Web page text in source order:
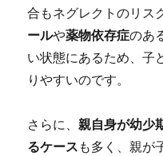
合もネグレクトのリス
ールや薬物依存症のあ
い状態にあるため、子
りやすいのです。
さらに、親自身が幼少
るケース も多く、親が